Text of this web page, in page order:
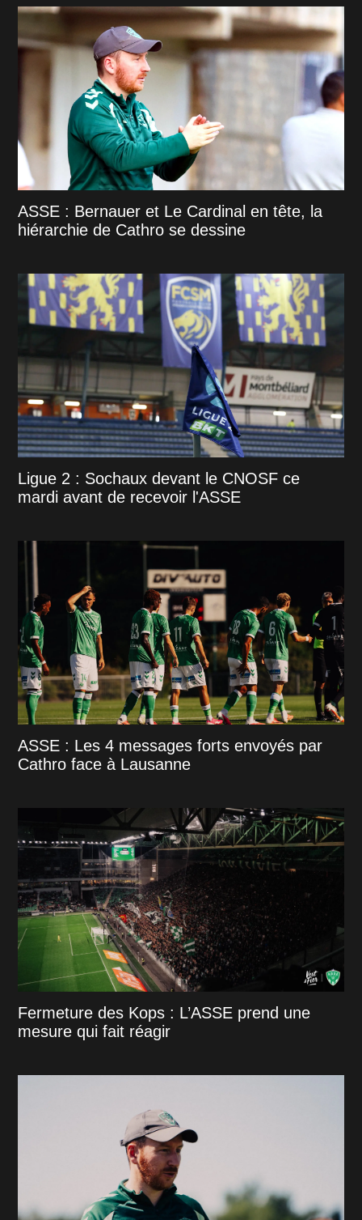
ASSE : Bernauer et Le Cardinal en tête, la
hiérarchie de Cathro se dessine
Ligue 2 : Sochaux devant le CNOSF ce
mardi avant de recevoir l'ASSE
ASSE : Les 4 messages forts envoyés par
Cathro face à Lausanne
Fermeture des Kops : L’ASSE prend une
mesure qui fait réagir